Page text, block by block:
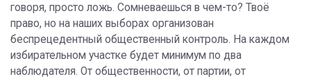
говоря, просто ложь. Сомневаешься в чем-то? Твоё
право, но на наших выборах организован
беспрецедентный общественный контроль. На каждом
избирательном участке будет минимум по два
наблюдателя. От общественности, от партии, от